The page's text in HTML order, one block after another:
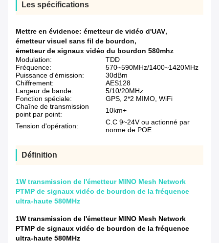
Les spécifications
Mettre en évidence: émetteur de vidéo d'UAV,
émetteur visuel sans fil de bourdon,
émetteur de signaux vidéo du bourdon 580mhz
Modulation:
TDD
Fréquence:
570~590MHz/1400~1420MHz
Puissance d'émission:
30dBm
Chiffrement:
AES128
Largeur de bande:
5/10/20MHz
Fonction spéciale:
GPS, 2*2 MIMO, WiFi
Chaîne de transmission
point par point:
10km+
Tension d'opération:
C.C 9~24V ou actionné par
norme de POE
Définition
1W transmission de l'émetteur MINO Mesh Network
PTMP de signaux vidéo de bourdon de la fréquence
ultra-haute 580MHz
1W transmission de l'émetteur MINO Mesh Network
PTMP de signaux vidéo de bourdon de la fréquence
ultra-haute 580MHz